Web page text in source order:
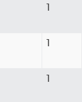
1
1
1